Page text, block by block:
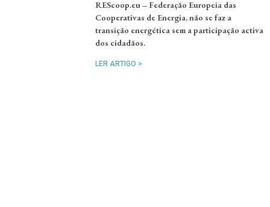
REScoop.eu – Federação Europeia das
Cooperativas de Energia, não se faz a
transição energética sem a participação activa
dos cidadãos.
LER ARTIGO >